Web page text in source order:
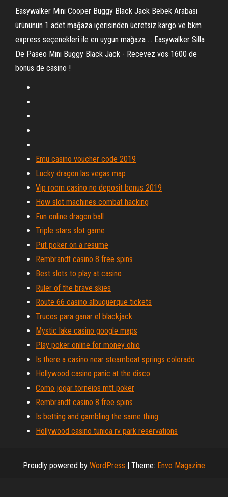
Easywalker Mini Cooper Buggy Black Jack Bebek Arabası
ürününün 1 adet mağaza içerisinden ücretsiz kargo ve bkm
express seçenekleri ile en uygun mağaza ... Easywalker Silla
De Paseo Mini Buggy Black Jack - Recevez vos 1600 de
bonus de casino !
Emu casino voucher code 2019
Lucky dragon las vegas map
Vip room casino no deposit bonus 2019
How slot machines combat hacking
Fun online dragon ball
Triple stars slot game
Put poker on a resume
Rembrandt casino 8 free spins
Best slots to play at casino
Ruler of the brave skies
Route 66 casino albuquerque tickets
Trucos para ganar el blackjack
Mystic lake casino google maps
Play poker online for money ohio
Is there a casino near steamboat springs colorado
Hollywood casino panic at the disco
Como jogar torneios mtt poker
Rembrandt casino 8 free spins
Is betting and gambling the same thing
Hollywood casino tunica rv park reservations
Proudly powered by WordPress | Theme: Envo Magazine